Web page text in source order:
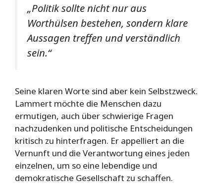
„Politik sollte nicht nur aus
Worthülsen bestehen, sondern klare
Aussagen treffen und verständlich
sein.“
Seine klaren Worte sind aber kein Selbstzweck.
Lammert möchte die Menschen dazu
ermutigen, auch über schwierige Fragen
nachzudenken und politische Entscheidungen
kritisch zu hinterfragen. Er appelliert an die
Vernunft und die Verantwortung eines jeden
einzelnen, um so eine lebendige und
demokratische Gesellschaft zu schaffen.